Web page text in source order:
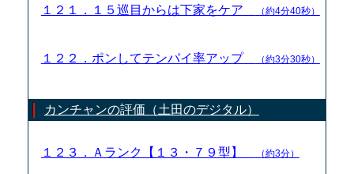
１２１．１５巡目からは下家をケア （約4分40秒）
１２２．ポンしてテンパイ率アップ （約3分30秒）
カンチャンの評価（土田のデジタル）
１２３．Ａランク【１３・７９型】 （約3分）